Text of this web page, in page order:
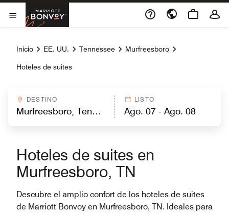
Skip to Content
Abrir el menú
Marriott Bonvoy
Inicio EE. UU. Tennessee Murfreesboro
Hoteles de suites
DESTINO LISTO
Hoteles de suites en
Murfreesboro, TN
Descubre el amplio confort de los hoteles de suites
de Marriott Bonvoy en Murfreesboro, TN. Ideales para